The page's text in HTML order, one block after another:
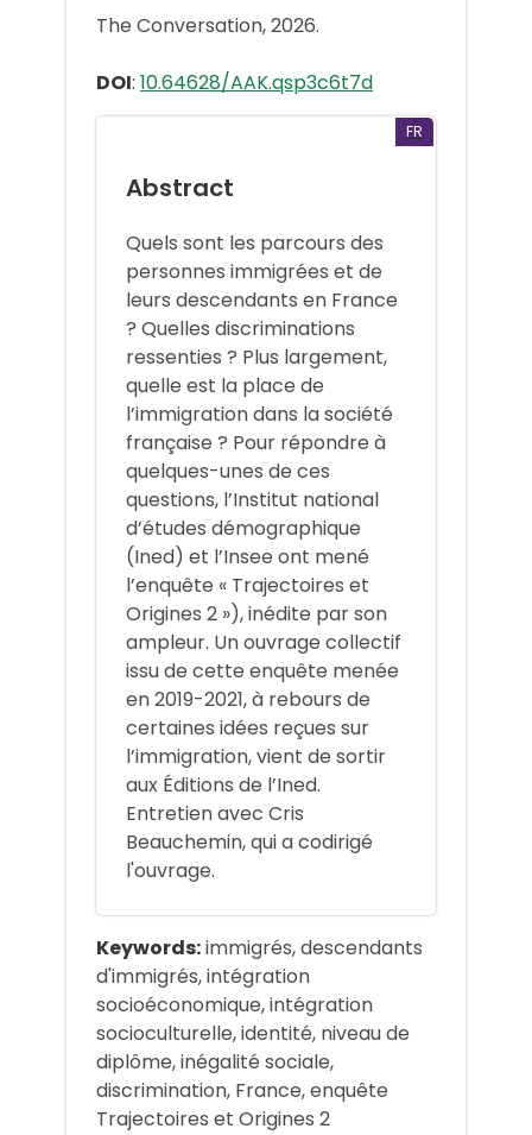
The Conversation, 2026.
DOI: 10.64628/AAK.qsp3c6t7d
FR
Abstract
Quels sont les parcours des
personnes immigrées et de
leurs descendants en France
? Quelles discriminations
ressenties ? Plus largement,
quelle est la place de
l’immigration dans la société
française ? Pour répondre à
quelques-unes de ces
questions, l’Institut national
d’études démographique
(Ined) et l’Insee ont mené
l’enquête « Trajectoires et
Origines 2 »), inédite par son
ampleur. Un ouvrage collectif
issu de cette enquête menée
en 2019-2021, à rebours de
certaines idées reçues sur
l’immigration, vient de sortir
aux Éditions de l’Ined.
Entretien avec Cris
Beauchemin, qui a codirigé
l'ouvrage.
Keywords:immigrés, descendants
d'immigrés, intégration
socioéconomique, intégration
socioculturelle, identité, niveau de
diplôme, inégalité sociale,
discrimination, France, enquête
Trajectoires et Origines 2